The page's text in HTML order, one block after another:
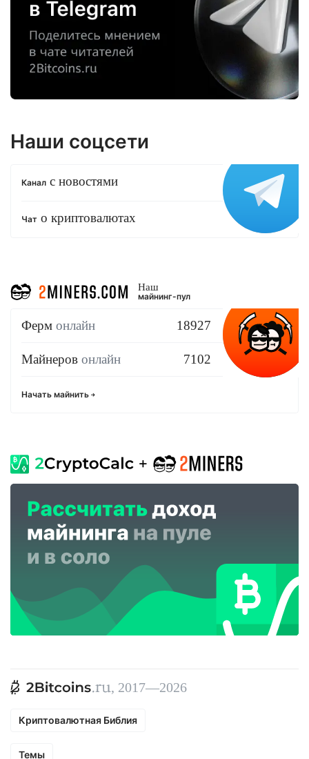
Наши соцсети
Канал с новостями
Чат о криптовалютах
Наш
майнинг-пул
Ферм онлайн 18927
Майнеров онлайн 7102
Начать майнить
, 2017—2026
Криптовалютная Библия
Темы